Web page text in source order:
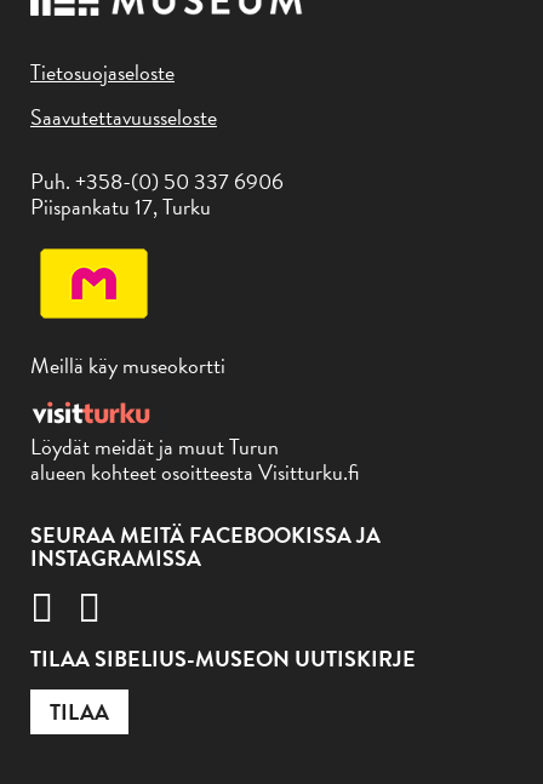
Tietosuojaseloste
Saavutettavuusseloste
Puh. +358-(0) 50 337 6906
Piispankatu 17, Turku
Meillä käy museokortti
Löydät meidät ja muut Turun
alueen kohteet osoitteesta Visitturku.fi
SEURAA MEITÄ FACEBOOKISSA JA
INSTAGRAMISSA
TILAA SIBELIUS-MUSEON UUTISKIRJE
TILAA